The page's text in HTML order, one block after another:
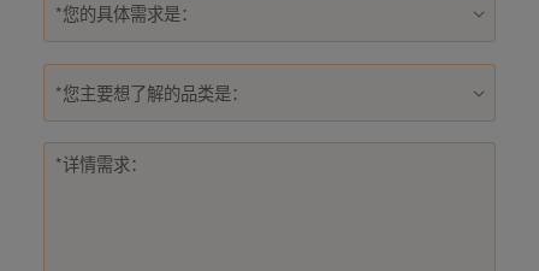
*您的具体需求是：
*您主要想了解的品类是：